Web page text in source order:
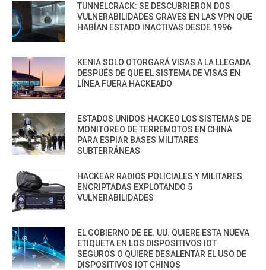
TUNNELCRACK: SE DESCUBRIERON DOS
VULNERABILIDADES GRAVES EN LAS VPN QUE
HABÍAN ESTADO INACTIVAS DESDE 1996
KENIA SOLO OTORGARÁ VISAS A LA LLEGADA
DESPUÉS DE QUE EL SISTEMA DE VISAS EN
LÍNEA FUERA HACKEADO
ESTADOS UNIDOS HACKEO LOS SISTEMAS DE
MONITOREO DE TERREMOTOS EN CHINA
PARA ESPIAR BASES MILITARES
SUBTERRÁNEAS
HACKEAR RADIOS POLICIALES Y MILITARES
ENCRIPTADAS EXPLOTANDO 5
VULNERABILIDADES
EL GOBIERNO DE EE. UU. QUIERE ESTA NUEVA
ETIQUETA EN LOS DISPOSITIVOS IOT
SEGUROS O QUIERE DESALENTAR EL USO DE
DISPOSITIVOS IOT CHINOS